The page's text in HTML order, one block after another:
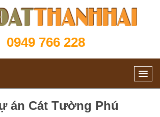
0949 766 228
án Cát Tường Phú